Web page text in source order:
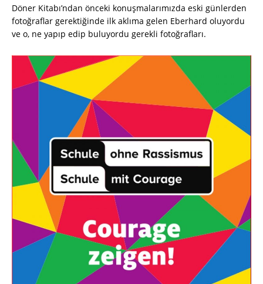
Döner Kitabı’ndan önceki konuşmalarımızda eski günlerden
fotoğraflar gerektiğinde ilk aklıma gelen Eberhard oluyordu
ve o, ne yapıp edip buluyordu gerekli fotoğrafları.